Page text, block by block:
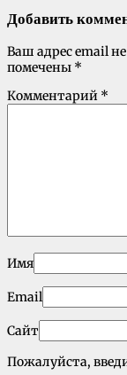
Добавить
Ваш адрес email
помечены *
Комментарий *
Имя
Email
Сайт
Пожалуйста,